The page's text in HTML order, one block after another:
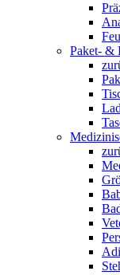
Paket- &